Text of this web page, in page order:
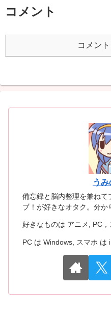
コメント
コメン
うみ
備忘録と脳内整理を兼ねて
ブ！が好きなオタク。分か
好きなものは アニメ, PC，
PC は Windows, スマホ は